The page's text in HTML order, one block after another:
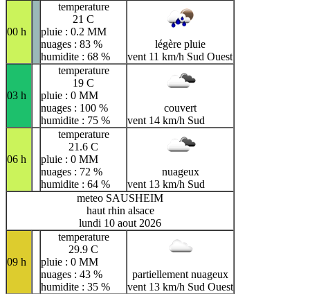
00 h
temperature
21 C
pluie : 0.2 MM
nuages : 83 %
humidite : 68 %
légère pluie
vent 11 km/h Sud Ouest
03 h
temperature
19 C
pluie : 0 MM
nuages : 100 %
humidite : 75 %
couvert
vent 14 km/h Sud
06 h
temperature
21.6 C
pluie : 0 MM
nuages : 72 %
humidite : 64 %
nuageux
vent 13 km/h Sud
meteo SAUSHEIM
haut rhin alsace
lundi 10 aout 2026
09 h
temperature
29.9 C
pluie : 0 MM
nuages : 43 %
humidite : 35 %
partiellement nuageux
vent 13 km/h Sud Ouest